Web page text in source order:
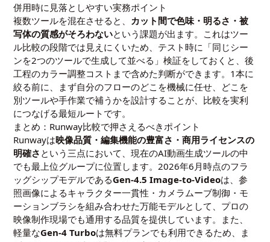
併用時に見落としやすい実務ポイント
複数ツールを混在させると、 カット間で色味・明るさ・被
写体の質感がそろわないという課題が出ます。これはツー
ル比較の段階では見えにくいため、テスト時に「同じシー
ンを2つのツールで生成して並べる」検証をしておくと、後
工程のカラー調整コストまで含めた判断ができます。1本に
絞る前に、まず自分のフローのどこを機械に任せ、どこを
別ツールや手作業で補うかを設計することが、比較を実利
につなげる最短ルートです。
まとめ：Runway比較で押さえるべきポイント
Runwayは映像品質・編集機能の豊富さ・商用ライセンスの
明確さ という三点において、現在のAI動画生成ツールの中
でも最上位グループに位置します。2026年6月時点のフラ
ッグシップモデルであるGen-4.5 Image-to-Videoは、参
照画像によるキャラクター一貫性・カメラムーブ制御・モ
ーションブラシを組み合わせた万能モデルとして、プロの
映像制作現場でも通用する品質を提供しています。また、
軽量なGen-4 Turboは無料プランでも利用できるため、ま